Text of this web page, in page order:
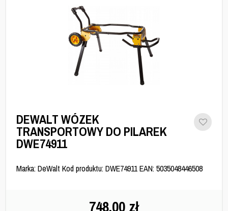
DEWALT WÓZEK
TRANSPORTOWY DO PILAREK
DWE74911
Marka: DeWalt Kod produktu: DWE74911 EAN: 5035048446508
748,00 zł